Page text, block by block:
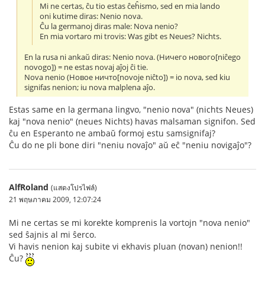
Mi ne certas, ĉu tio estas ĉeĥismo, sed en mia lando
oni kutime diras: Nenio nova.
Ĉu la germanoj diras male: Nova nenio?
En mia vortaro mi trovis: Was gibt es Neues? Nichts.
En la rusa ni ankaŭ diras: Nenio nova. (Ничего нового[niĉego
novogo]) = ne estas novaj aĵoj ĉi tie.
Nova nenio (Новое ничто[novoje niĉto]) = io nova, sed kiu
signifas nenion; iu nova malplena aĵo.
Estas same en la germana lingvo, "nenio nova" (nichts Neues)
kaj "nova nenio" (neues Nichts) havas malsaman signifon. Sed
ĉu en Esperanto ne ambaŭ formoj estu samsignifaj?
Ĉu do ne pli bone diri "neniu novaĵo" aŭ eĉ "neniu novigaĵo"?
AlfRoland (แสดงโปรไฟล์)
21 พฤษภาคม 2009, 12:07:24
Mi ne certas se mi korekte komprenis la vortojn "nova nenio"
sed ŝajnis al mi ŝerco.
Vi havis nenion kaj subite vi ekhavis pluan (novan) nenion!!
Ĉu?